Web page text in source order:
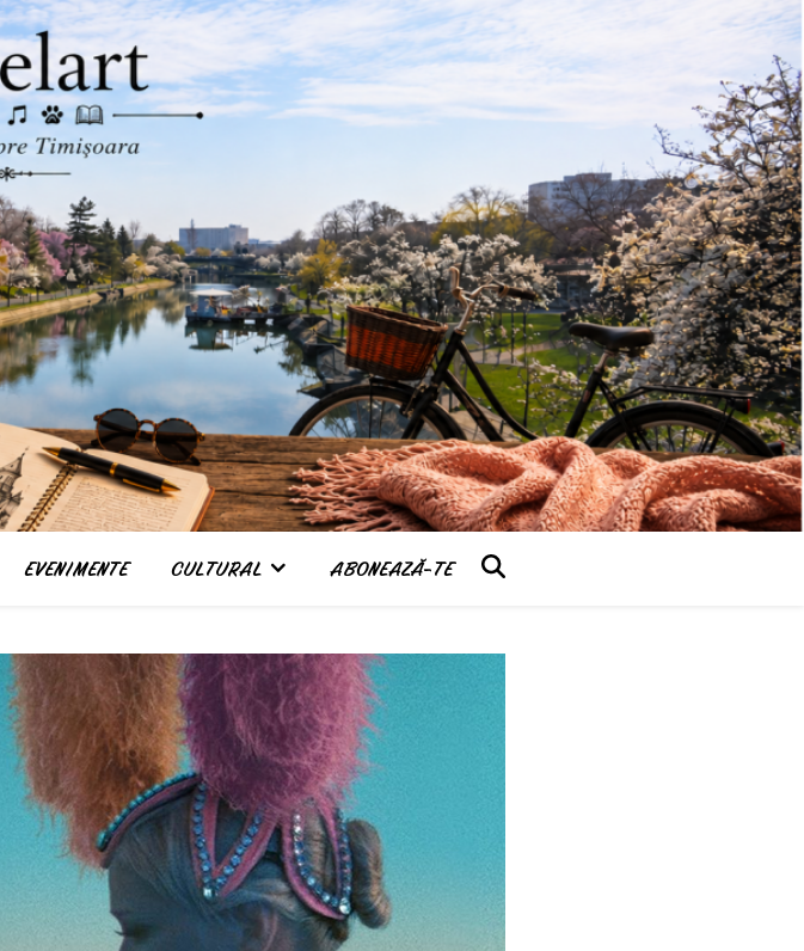
EVENIMENTE CULTURAL ABONEAZĂ-TE